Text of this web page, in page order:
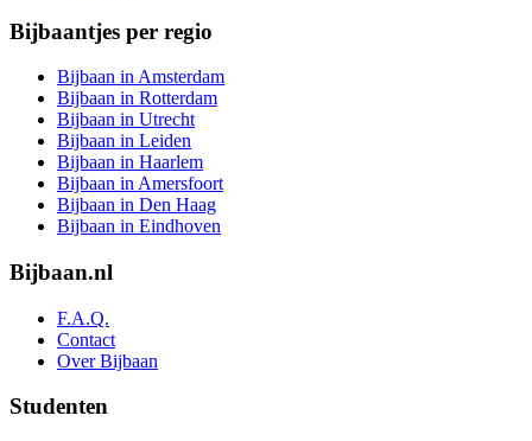
Bijbaantjes per regio
Bijbaan in Amsterdam
Bijbaan in Rotterdam
Bijbaan in Utrecht
Bijbaan in Leiden
Bijbaan in Haarlem
Bijbaan in Amersfoort
Bijbaan in Den Haag
Bijbaan in Eindhoven
Bijbaan.nl
F.A.Q.
Contact
Over Bijbaan
Studenten